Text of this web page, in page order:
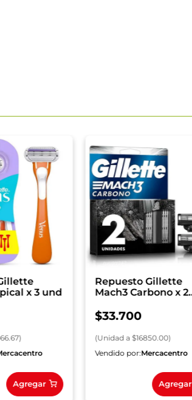
x 3 und
)
Agregar
Repuesto Gillette
Mach3 Carbono x 2
$33.700
(Unidad a $16850.00)
Vendido por:Mercacentro
Agregar